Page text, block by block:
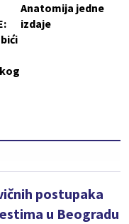
Anatomija jedne
izdaje
postupaka
u Beogradu